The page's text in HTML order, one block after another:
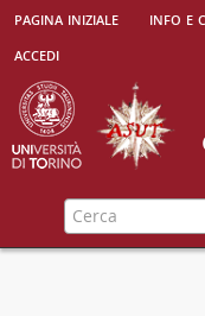
pagina iniziale info e
accedi
[Raccolta]
[Parte]